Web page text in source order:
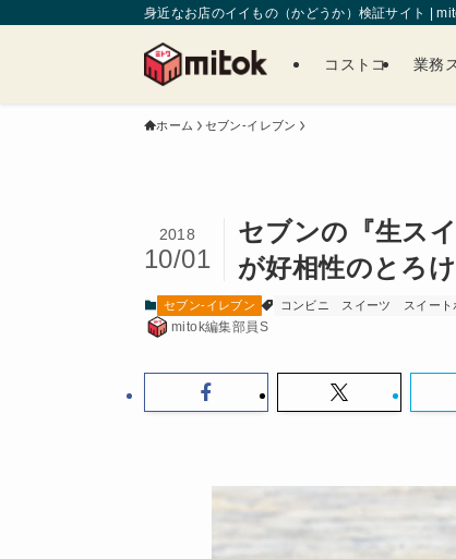
身近なお店のイイもの（かどうか）検証サイト |
コストコ 業務
ホーム セブン-イレブン
セブンの『生ス
が好相性のとろ
2018
10/01
セブン-イレブン コンビニ スイーツ スイート
mitok編集部員S